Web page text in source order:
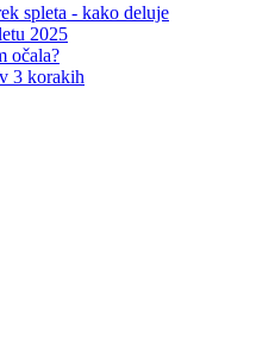
spleta - kako deluje
2025
očala?
3 korakih